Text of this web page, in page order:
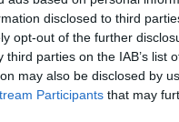
disclosed to third
opt-out of the further
third parties on the IAB’s list
may also be disclosed by
Participants that may
nie zgadza się na
Jak podkreśla, podpisuje
jednak nie kłamią: od
podpisania 41 aktów
w wysiłkach, by
przepisy alternatywnymi
przebiegała ta batalia.